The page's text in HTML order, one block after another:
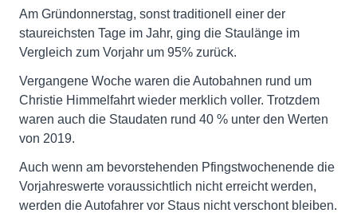
Am Gründonnerstag, sonst traditionell einer der
staureichsten Tage im Jahr, ging die Staulänge im
Vergleich zum Vorjahr um 95% zurück.
Vergangene Woche waren die Autobahnen rund um
Christie Himmelfahrt wieder merklich voller. Trotzdem
waren auch die Staudaten rund 40 % unter den Werten
von 2019.
Auch wenn am bevorstehenden Pfingstwochenende die
Vorjahreswerte voraussichtlich nicht erreicht werden,
werden die Autofahrer vor Staus nicht verschont bleiben.